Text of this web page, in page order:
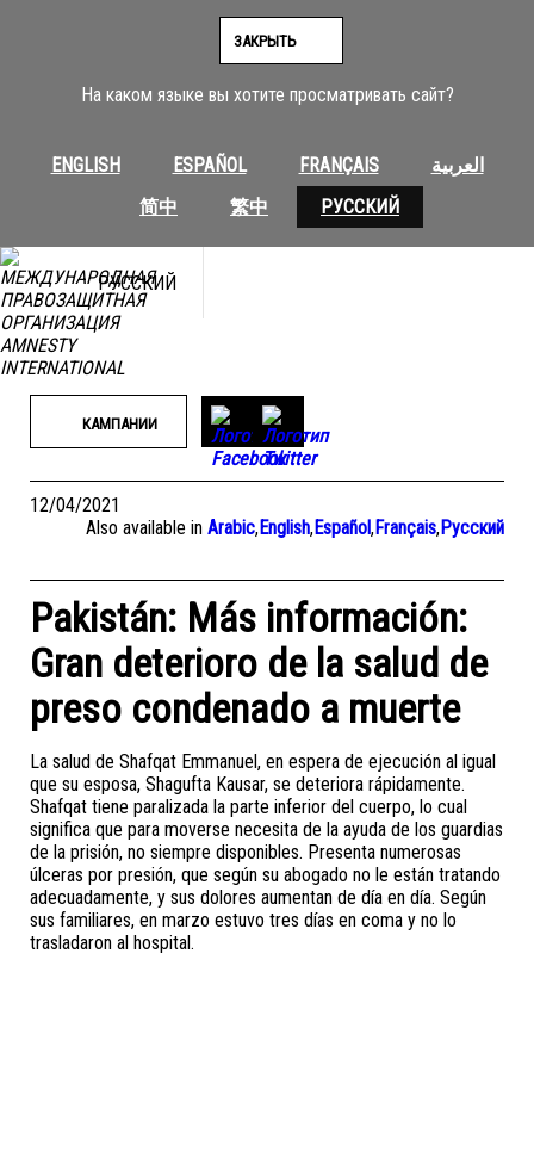
На каком языке вы хотите просматривать сайт?
ENGLISH ESPAÑOL FRANÇAIS
العربية
简中
繁中 РУССКИЙ
ЗАКРЫТЬ
РУССКИЙ
КАМПАНИИ
12/04/2021
Also available in Arabic,English,Español,Français,Русский
Pakistán: Más información:
Gran deterioro de la salud de
preso condenado a muerte
La salud de Shafqat Emmanuel, en espera de ejecución al igual
que su esposa, Shagufta Kausar, se deteriora rápidamente.
Shafqat tiene paralizada la parte inferior del cuerpo, lo cual
significa que para moverse necesita de la ayuda de los guardias
de la prisión, no siempre disponibles. Presenta numerosas
úlceras por presión, que según su abogado no le están tratando
adecuadamente, y sus dolores aumentan de día en día. Según
sus familiares, en marzo estuvo tres días en coma y no lo
trasladaron al hospital.